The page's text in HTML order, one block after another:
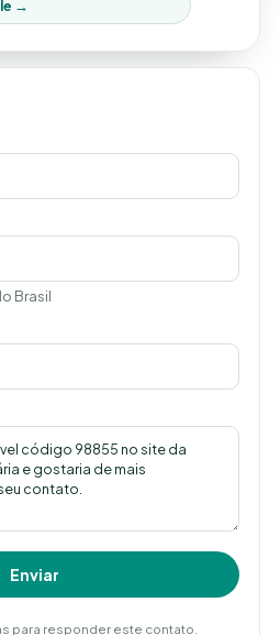
→
Brasil
Enviar
para responder este contato.